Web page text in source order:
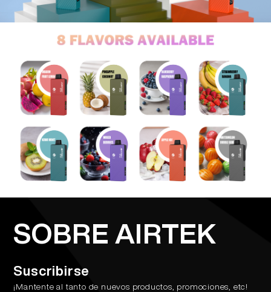
SOBRE AIRTEK
Suscribirse
¡Mantente al tanto de nuevos productos, promociones, etc!